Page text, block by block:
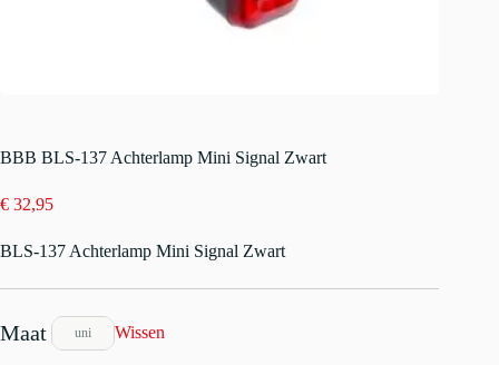
BBB BLS-137 Achterlamp Mini Signal Zwart
€ 32,95
BLS-137 Achterlamp Mini Signal Zwart
uni Wissen